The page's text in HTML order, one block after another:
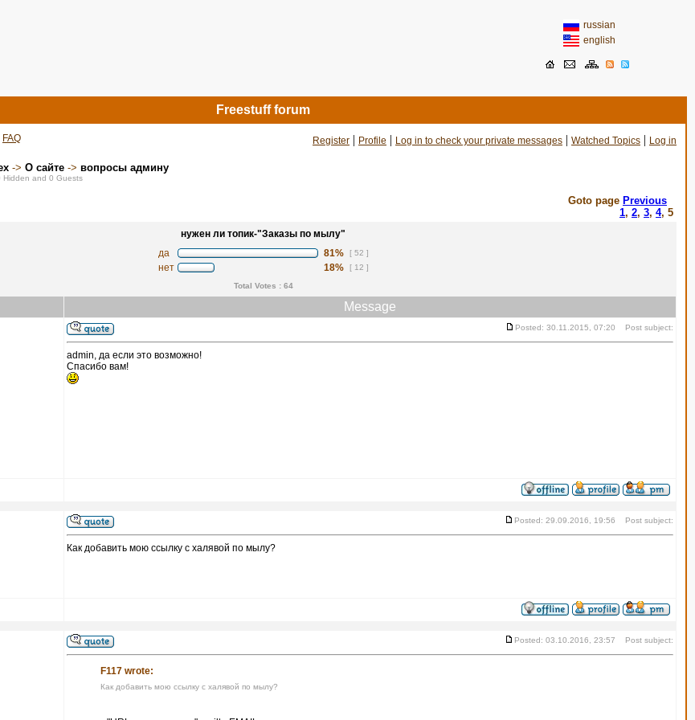
russian
english
Freestuff forum
FAQ Register | Profile | Log in to check your private messages | Watched Topics | Log in
-> О сайте -> вопросы админу
Hidden and 0 Guests
Goto page Previous
1, 2, 3, 4, 5
нужен ли топик-"Заказы по мылу"
да
81% [ 52 ]
нет 18% [ 12 ]
Total Votes : 64
Message
Posted: 30.11.2015, 07:20 Post subject:
admin, да если это возможно!
Спасибо вам!
Posted: 29.09.2016, 19:56 Post subject:
Как добавить мою ссылку с халявой по мылу?
Posted: 03.10.2016, 23:57 Post subject:
F117 wrote:
Как добавить мою ссылку с халявой по мылу?